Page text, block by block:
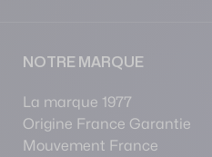
NOTRE MARQUE
La marque 1977
Origine France Garantie
Mouvement France